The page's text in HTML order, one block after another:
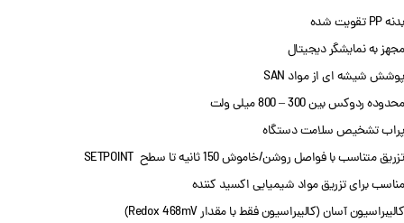
بدنه PP تقویت شده
مجهز به نمایشگر دیجیتال
پوشش شیشه ای از مواد SAN
محدوده ردوکس بین 300 – 800 میلی ولت
پراب تشخیص سلامت دستگاه
تزریق متناسب با فواصل روشن/خاموش 150 ثانیه تا سطح SETPOINT
مناسب برای تزریق مواد شیمیایی اکسید کننده
کالیبراسیون آسان (کالیبراسیون فقط با مقدار Redox 468mV)